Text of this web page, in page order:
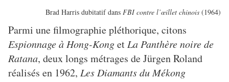
Brad Harris dubitatif dans FBI contre l’œillet chinois (1964)
Parmi une filmographie pléthorique, citons
Espionnage à Hong-Konget La Panthère noire de
Ratana, deux longs métrages de Jürgen Roland
réalisés en 1962, Les Diamants du Mékong